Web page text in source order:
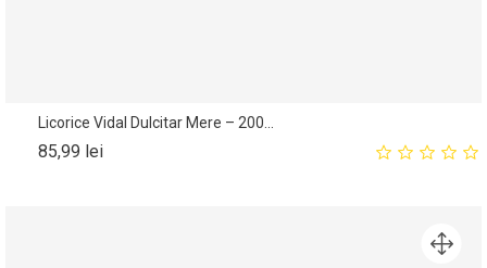
Licorice Vidal Dulcitar Mere – 200...
85,99 leiPret